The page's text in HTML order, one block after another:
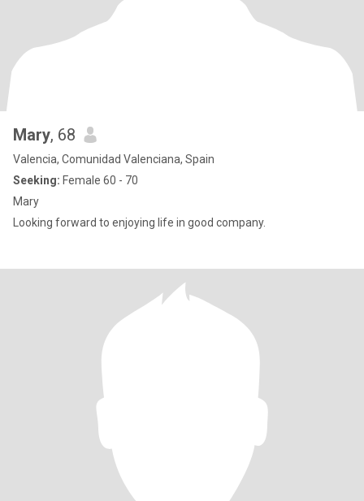
Mary, 68
Valencia, Comunidad Valenciana, Spain
Seeking: Female 60 - 70
Mary
Looking forward to enjoying life in good company.